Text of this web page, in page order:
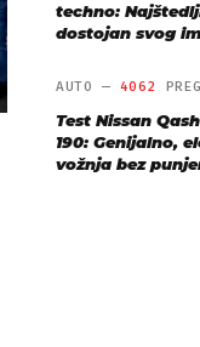
techno:
dostojan svog
AUTO — 4062
Test Nissan
190: Genijalno,
vožnja bez